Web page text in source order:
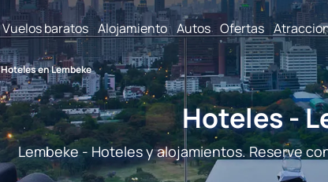
Vuelos baratos Alojamiento Autos Ofertas
Hoteles en Lembeke
Hoteles -
Lembeke - Hoteles y alojamientos. Reserve